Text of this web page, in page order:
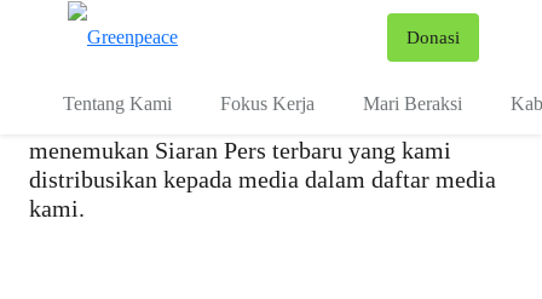
Donasi
Tentang Kami Fokus Kerja Mari Beraksi
Pusat Media dan Pers
Halaman ini dikhususkan untuk jurnalis dan
pekerja media. Disini anda dapat
menemukan Siaran Pers terbaru yang kami
distribusikan kepada media dalam daftar media
kami.